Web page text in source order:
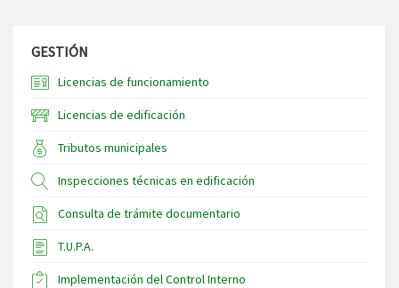
GESTIÓN
Licencias de funcionamiento
Licencias de edificación
Tributos municipales
Inspecciones técnicas en edificación
Consulta de trámite documentario
T.U.P.A.
Implementación del Control Interno